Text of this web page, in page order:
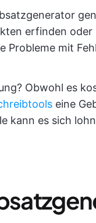
erfinden
Probleme mit
Obwohl es
eine
kann es sich